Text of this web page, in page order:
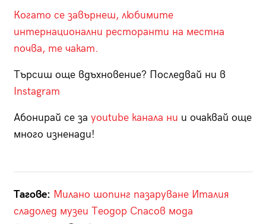
Когато се завърнеш, любимите
интернационални ресторанти на местна
почва, те чакат.
Търсиш още вдъхновение? Последвай ни в
Instagram
Абонирай се за youtube канала ни и очаквай още
много изненади!
Тагове: Милано шопинг пазаруване Италия
сладолед музеи Теодор Спасов мода